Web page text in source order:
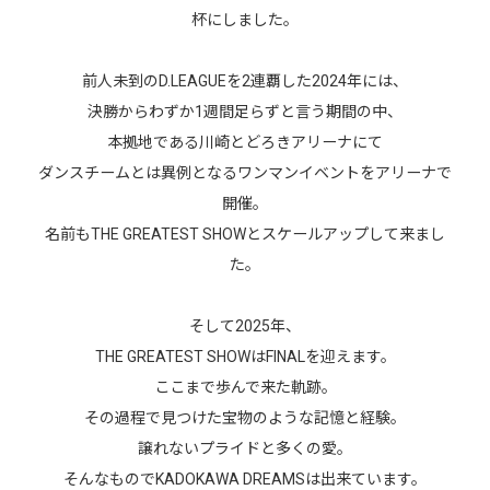
杯にしました。
前人未到のD.LEAGUEを2連覇した2024年には、
決勝からわずか1週間足らずと言う期間の中、
本拠地である川崎とどろきアリーナにて
ダンスチームとは異例となるワンマンイベントをアリーナで
開催。
名前もTHE GREATEST SHOWとスケールアップして来まし
た。
そして2025年、
THE GREATEST SHOWはFINALを迎えます。
ここまで歩んで来た軌跡。
その過程で見つけた宝物のような記憶と経験。
譲れないプライドと多くの愛。
そんなものでKADOKAWA DREAMSは出来ています。